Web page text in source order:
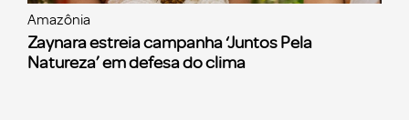
Amazônia
Zaynara estreia campanha ‘Juntos Pela
Natureza’ em defesa do clima